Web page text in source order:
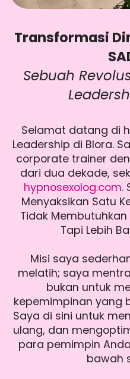
Transformasi
Sebuah
Selamat datang di
Leadership di Blora.
corporate trainer
dari dua dekade,
hypnosexolog.com.
Menyaksikan Satu
Tidak Membutuhkan
Tapi Lebih
Misi saya
melatih; saya
bukan untuk
kepemimpinan yang
Saya di sini untuk
ulang, dan
para pemimpin
bawah